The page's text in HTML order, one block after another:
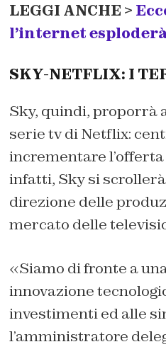
LEGGI ANCHE >
l’internet
SKY-NETFLIX: I
Sky, quindi, proporrà
serie tv di Netflix:
incrementare
infatti, Sky si
direzione delle
mercato delle
«Siamo di fronte a
innovazione
investimenti ed alle
l’amministratore